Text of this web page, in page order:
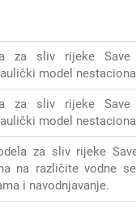
a za sliv rijeke
model
a za sliv rijeke
model
za sliv rijeke
na različite vodne
i navodnjavanje.